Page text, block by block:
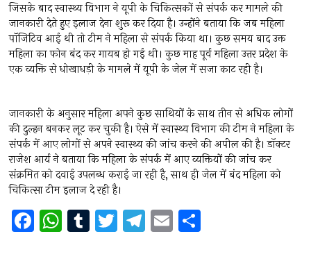
जिसके बाद स्वास्थ्य विभाग ने यूपी के चिकित्सकों से संपर्क कर मामले की
जानकारी देते हुए इलाज देना शुरू कर दिया है। उन्होंने बताया कि जब महिला
पॉजिटिव आई थी तो टीम ने महिला से संपर्क किया था। कुछ समय बाद उक्त
महिला का फोन बंद कर गायब हो गई थी। कुछ माह पूर्व महिला उत्तर प्रदेश के
एक व्यक्ति से धोखाधड़ी के मामले में यूपी के जेल में सजा काट रही है।
जानकारी के अनुसार महिला अपने कुछ साथियों के साथ तीन से अधिक लोगों
की दुल्हन बनकर लूट कर चुकी है। ऐसे में स्वास्थ्य विभाग की टीम ने महिला के
संपर्क में आए लोगों से अपने स्वास्थ्य की जांच करने की अपील की है। डॉक्टर
राजेश आर्य ने बताया कि महिला के संपर्क में आए व्यक्तियों की जांच कर
संक्रमित को दवाई उपलब्ध कराई जा रही है, साथ ही जेल में बंद महिला को
चिकित्सा टीम इलाज दे रही है।
F
a
W
h
T
u
T
wi
T
el
E
m